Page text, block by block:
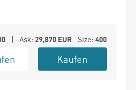
| Ask: 29,870EUR Size: 400
Kaufen